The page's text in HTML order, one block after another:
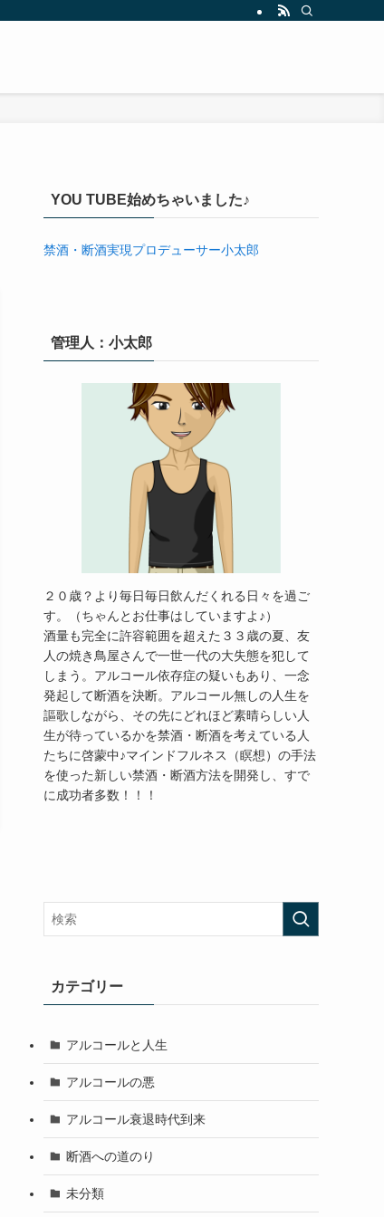
YOU TUBE始めちゃいました♪
禁酒・断酒実現プロデューサー小太郎
管理人：小太郎
２０歳？より毎日毎日飲んだくれる日々を過ご
す。（ちゃんとお仕事はしていますよ♪）
酒量も完全に許容範囲を超えた３３歳の夏、友
人の焼き鳥屋さんで一世一代の大失態を犯して
しまう。アルコール依存症の疑いもあり、一念
発起して断酒を決断。アルコール無しの人生を
謳歌しながら、その先にどれほど素晴らしい人
生が待っているかを禁酒・断酒を考えている人
たちに啓蒙中♪マインドフルネス（瞑想）の手法
を使った新しい禁酒・断酒方法を開発し、すで
に成功者多数！！！
カテゴリー
アルコールと人生
アルコールの悪
アルコール衰退時代到来
断酒への道のり
未分類